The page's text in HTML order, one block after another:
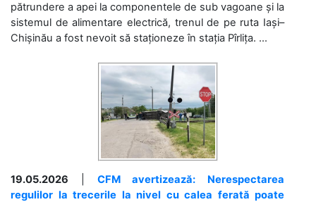
pătrundere a apei la componentele de sub vagoane și la
sistemul de alimentare electrică, trenul de pe ruta Iași–
Chișinău a fost nevoit să staționeze în stația Pîrlița. ...
19.05.2026
CFM avertizează: Nerespectarea
regulilor la trecerile la nivel cu calea ferată poate